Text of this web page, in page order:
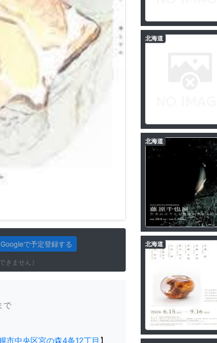
Googleで予定登録する
きません）
で
市中央区宮の森4条12丁目 】
北海道
北海道
北海道